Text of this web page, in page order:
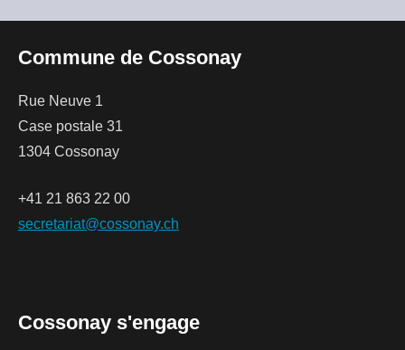
Commune de Cossonay
Rue Neuve 1
Case postale 31
1304 Cossonay
+41 21 863 22 00
secretariat@cossonay.ch
Cossonay s'engage